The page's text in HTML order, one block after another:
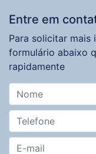
Entre em
Para solicitar mais
formulário abaixo
rapidamente